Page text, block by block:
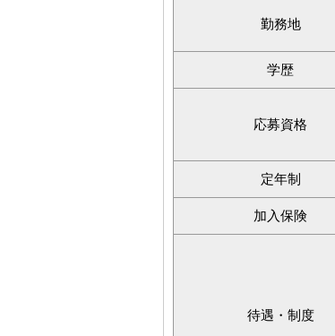
勤務地
学歴
応募資格
定年制
加入保険
待遇・制度